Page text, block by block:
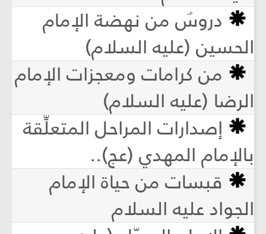
دروسٌ من نهضة الإمام
الحسين (عليه السلام)
من كرامات ومعجزات الإمام
الرضا (عليه السلام)
إصدارات المراحل المتعلِّقة
بالإمام المهدي (عج)..
قبسات من حياة الإمام
الجواد عليه السلام